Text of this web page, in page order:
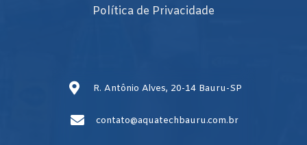
Política de Privacidade
R. Antônio Alves, 20-14 Bauru-SP
contato@aquatechbauru.com.br